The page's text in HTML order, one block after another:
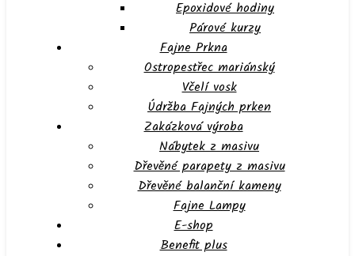
Epoxidové hodiny
Párové kurzy
Fajne Prkna
Ostropestřec mariánský
Včelí vosk
Údržba Fajných prken
Zakázková výroba
Nábytek z masivu
Dřevěné parapety z masivu
Dřevěné balanční kameny
Fajne Lampy
E-shop
Benefit plus